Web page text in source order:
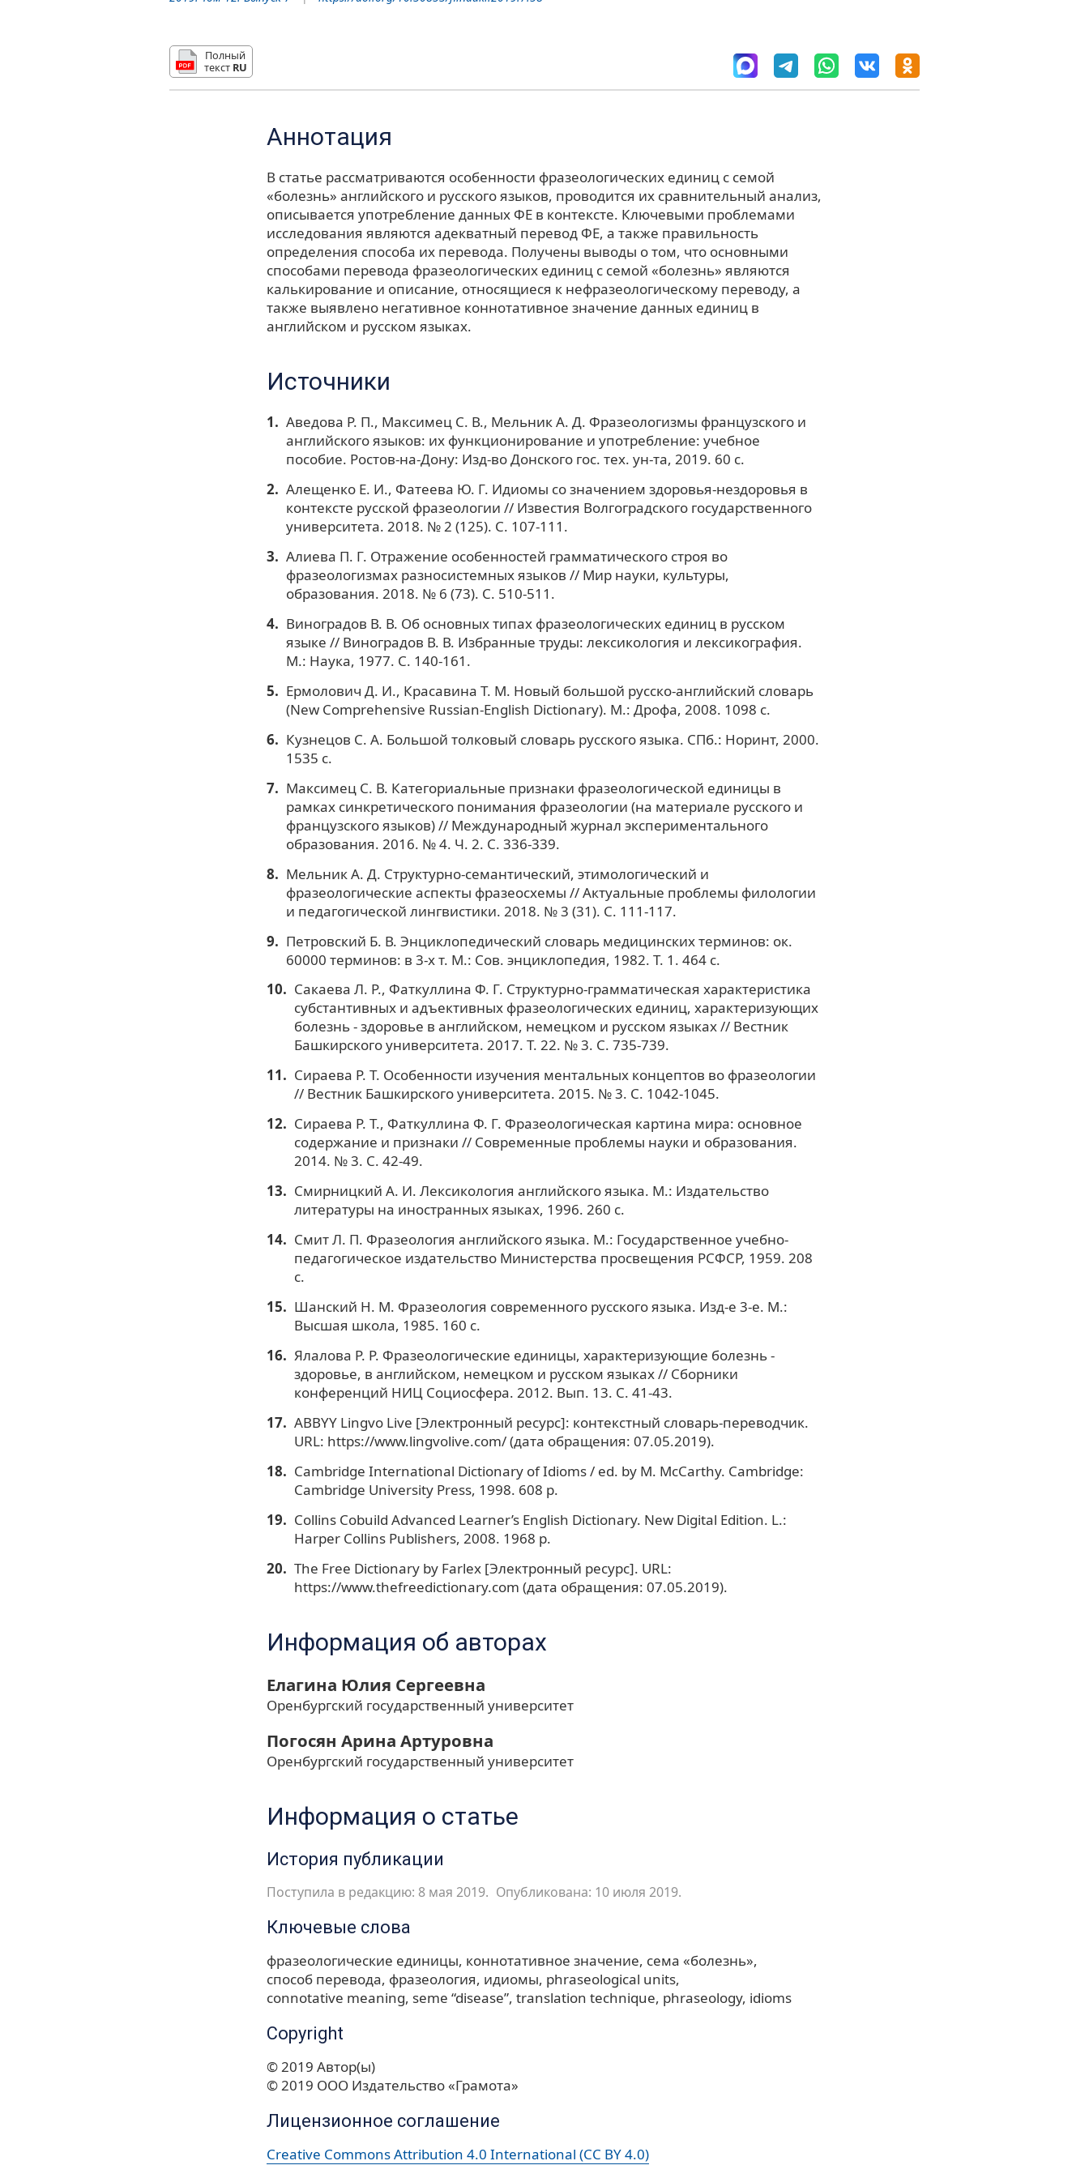
Полный
текст RU
Аннотация
В статье рассматриваются особенности фразеологических единиц с семой
«болезнь» английского и русского языков, проводится их сравнительный анализ,
описывается употребление данных ФЕ в контексте. Ключевыми проблемами
исследования являются адекватный перевод ФЕ, а также правильность
определения способа их перевода. Получены выводы о том, что основными
способами перевода фразеологических единиц с семой «болезнь» являются
калькирование и описание, относящиеся к нефразеологическому переводу, а
также выявлено негативное коннотативное значение данных единиц в
английском и русском языках.
Источники
Аведова Р. П., Максимец С. В., Мельник А. Д. Фразеологизмы французского и
английского языков: их функционирование и употребление: учебное
пособие. Ростов-на-Дону: Изд-во Донского гос. тех. ун-та, 2019. 60 с.
Алещенко Е. И., Фатеева Ю. Г. Идиомы со значением здоровья-нездоровья в
контексте русской фразеологии // Известия Волгоградского государственного
университета. 2018. № 2 (125). С. 107-111.
Алиева П. Г. Отражение особенностей грамматического строя во
фразеологизмах разносистемных языков // Мир науки, культуры,
образования. 2018. № 6 (73). С. 510-511.
Виноградов В. В. Об основных типах фразеологических единиц в русском
языке // Виноградов В. В. Избранные труды: лексикология и лексикография.
М.: Наука, 1977. C. 140-161.
Ермолович Д. И., Красавина Т. М. Новый большой русско-английский словарь
(New Comprehensive Russian-English Dictionary). М.: Дрофа, 2008. 1098 c.
Кузнецов С. А. Большой толковый словарь русского языка. СПб.: Норинт, 2000.
1535 с.
Максимец С. В. Категориальные признаки фразеологической единицы в
рамках синкретического понимания фразеологии (на материале русского и
французского языков) // Международный журнал экспериментального
образования. 2016. № 4. Ч. 2. С. 336-339.
Мельник А. Д. Структурно-семантический, этимологический и
фразеологические аспекты фразеосхемы // Актуальные проблемы филологии
и педагогической лингвистики. 2018. № 3 (31). С. 111-117.
Петровский Б. В. Энциклопедический словарь медицинских терминов: ок.
60000 терминов: в 3-х т. М.: Сов. энциклопедия, 1982. Т. 1. 464 с.
Сакаева Л. Р., Фаткуллина Ф. Г. Структурно-грамматическая характеристика
субстантивных и адъективных фразеологических единиц, характеризующих
болезнь - здоровье в английском, немецком и русском языках // Вестник
Башкирского университета. 2017. Т. 22. № 3. С. 735-739.
Сираева Р. Т. Особенности изучения ментальных концептов во фразеологии
// Вестник Башкирского университета. 2015. № 3. С. 1042-1045.
Сираева Р. Т., Фаткуллина Ф. Г. Фразеологическая картина мира: основное
содержание и признаки // Современные проблемы науки и образования.
2014. № 3. C. 42-49.
Смирницкий А. И. Лексикология английского языка. М.: Издательство
литературы на иностранных языках, 1996. 260 с.
Смит Л. П. Фразеология английского языка. М.: Государственное учебно-
педагогическое издательство Министерства просвещения РСФСР, 1959. 208
с.
Шанский Н. М. Фразеология современного русского языка. Изд-е 3-е. М.:
Высшая школа, 1985. 160 с.
Ялалова Р. Р. Фразеологические единицы, характеризующие болезнь -
здоровье, в английском, немецком и русском языках // Сборники
конференций НИЦ Социосфера. 2012. Вып. 13. С. 41-43.
ABBYY Lingvo Live [Электронный ресурс]: контекстный словарь-переводчик.
URL: https://www.lingvolive.com/ (дата обращения: 07.05.2019).
Cambridge International Dictionary of Idioms / ed. by M. McCarthy. Cambridge:
Cambridge University Press, 1998. 608 p.
Collins Cobuild Advanced Learner’s English Dictionary. New Digital Edition. L.:
Harper Collins Publishers, 2008. 1968 p.
The Free Dictionary by Farlex [Электронный ресурс]. URL:
https://www.thefreedictionary.com (дата обращения: 07.05.2019).
Информация об авторах
Елагина Юлия Сергеевна
Оренбургский государственный университет
Погосян Арина Артуровна
Оренбургский государственный университет
Информация о статье
История публикации
Поступила в редакцию: 8 мая 2019. Опубликована: 10 июля 2019.
Ключевые слова
фразеологические единицы коннотативное значение сема «болезнь»
способ перевода фразеология идиомы phraseological units
connotative meaning seme “disease” translation technique phraseology idioms
Copyright
© 2019 Автор(ы)
© 2019 ООО Издательство «Грамота»
Лицензионное соглашение
Creative Commons Attribution 4.0 International (CC BY 4.0)